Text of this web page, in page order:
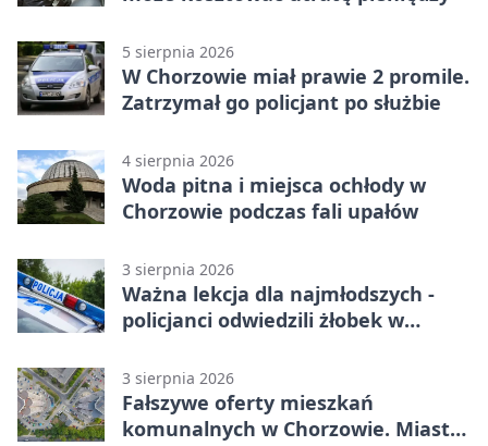
5 sierpnia 2026
W Chorzowie miał prawie 2 promile.
Zatrzymał go policjant po służbie
4 sierpnia 2026
Woda pitna i miejsca ochłody w
Chorzowie podczas fali upałów
3 sierpnia 2026
Ważna lekcja dla najmłodszych -
policjanci odwiedzili żłobek w
3 sierpnia 2026
Fałszywe oferty mieszkań
komunalnych w Chorzowie. Miasto